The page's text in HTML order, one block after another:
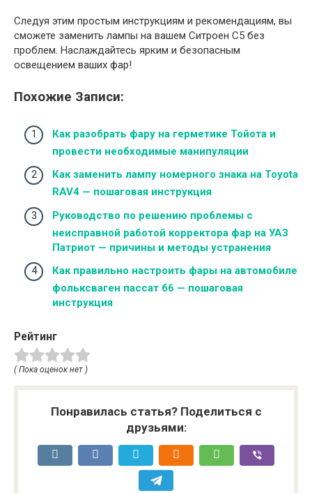
Следуя этим простым инструкциям и рекомендациям, вы
сможете заменить лампы на вашем Ситроен С5 без
проблем. Наслаждайтесь ярким и безопасным
освещением ваших фар!
Похожие Записи:
Как разобрать фару на герметике Тойота и
провести необходимые манипуляции
Как заменить лампу номерного знака на Toyota
RAV4 — пошаговая инструкция
Руководство по решению проблемы с
неисправной работой корректора фар на УАЗ
Патриот — причины и методы устранения
Как правильно настроить фары на автомобиле
фольксваген пассат б6 — пошаговая
инструкция
Рейтинг
( Пока оценок нет )
Понравилась статья? Поделиться с
друзьями: